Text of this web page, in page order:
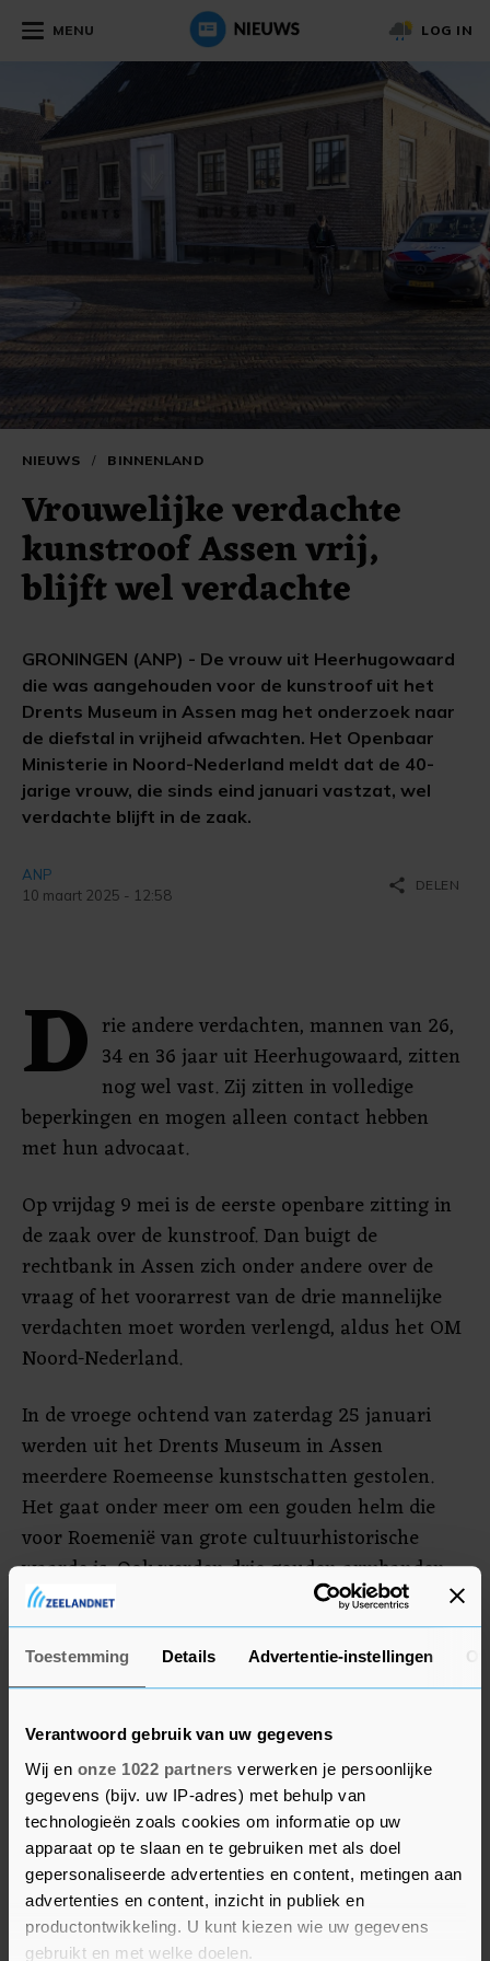
Toestemming Details Advertentie-instellingen
Verantwoord gebruik van uw gegevens
Wij en onze 1022 partners verwerken je persoonlijke
gegevens (bijv. uw IP-adres) met behulp van
technologieën zoals cookies om informatie op uw
apparaat op te slaan en te gebruiken met als doel
gepersonaliseerde advertenties en content, metingen aan
advertenties en content, inzicht in publiek en
productontwikkeling. U kunt kiezen wie uw gegevens
gebruikt en met welke doelen.
MENU LOG IN
NIEUWS / BINNENLAND
Vrouwelijke verdachte
kunstroof Assen vrij,
blijft wel verdachte
GRONINGEN (ANP) - De vrouw uit Heerhugowaard
die was aangehouden voor de kunstroof uit het
Drents Museum in Assen mag het onderzoek naar
de diefstal in vrijheid afwachten. Het Openbaar
Ministerie in Noord-Nederland meldt dat de 40-
jarige vrouw, die sinds eind januari vastzat, wel
verdachte blijft in de zaak.
ANP
10 maart 2025 - 12:58
share DELEN
D rie andere verdachten, mannen van 26,
34 en 36 jaar uit Heerhugowaard, zitten
nog wel vast. Zij zitten in volledige
beperkingen en mogen alleen contact hebben
met hun advocaat.
Op vrijdag 9 mei is de eerste openbare zitting in
de zaak over de kunstroof. Dan buigt de
rechtbank in Assen zich onder andere over de
vraag of het voorarrest van de drie mannelijke
verdachten moet worden verlengd, aldus het OM
Noord-Nederland.
In de vroege ochtend van zaterdag 25 januari
werden uit het Drents Museum in Assen
meerdere Roemeense kunstschatten gestolen.
Het gaat onder meer om een gouden helm die
voor Roemenië van grote cultuurhistorische
waarde is. Ook werden drie gouden armbanden
gestolen. Het museum in de Drentse hoofdstad
had de stukken voor een tentoonstelling in
bruikleen van het Nationaal Historisch Museum
in Boekarest. Ze zijn nog altijd niet
teruggevonden.